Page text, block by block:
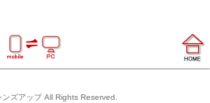
ズアップ All Rights Reserved.